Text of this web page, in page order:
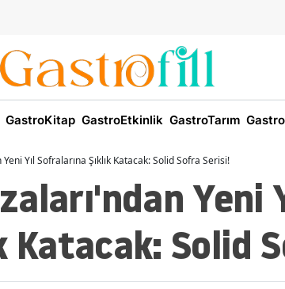
GastroKitap GastroEtkinlik GastroTarım
Yıl Sofralarına Şıklık Katacak: Solid Sofra Serisi!
Yeni
Katacak: Solid